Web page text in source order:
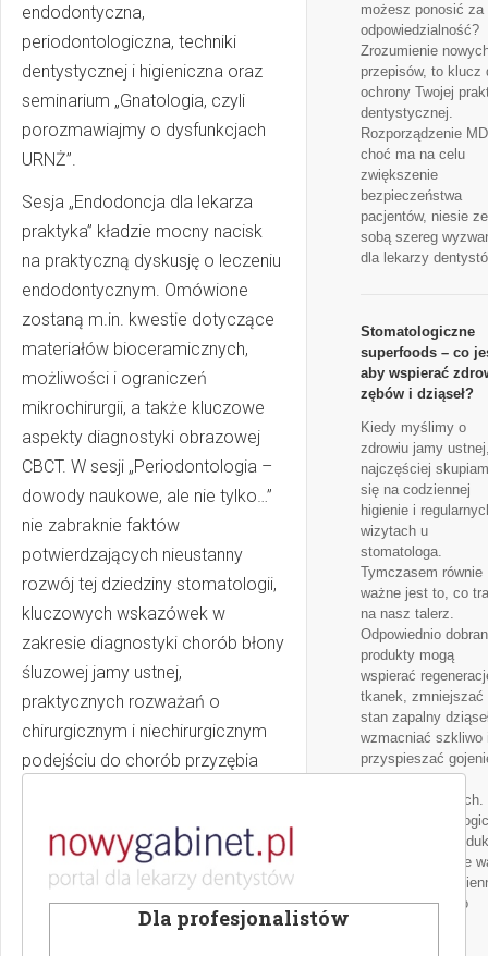
endodontyczna,
periodontologiczna, techniki
dentystycznej i higieniczna oraz
seminarium „Gnatologia, czyli
porozmawiajmy o dysfunkcjach
URNŻ”.
Sesja „Endodoncja dla lekarza
praktyka” kładzie mocny nacisk
na praktyczną dyskusję o leczeniu
endodontycznym. Omówione
zostaną m.in. kwestie dotyczące
materiałów bioceramicznych,
możliwości i ograniczeń
mikrochirurgii, a także kluczowe
aspekty diagnostyki obrazowej
CBCT. W sesji „Periodontologia –
dowody naukowe, ale nie tylko…”
nie zabraknie faktów
potwierdzających nieustanny
rozwój tej dziedziny stomatologii,
kluczowych wskazówek w
zakresie diagnostyki chorób błony
śluzowej jamy ustnej,
praktycznych rozważań o
chirurgicznym i niechirurgicznym
podejściu do chorób przyzębia
leczonych chirurgicznie. Podczas
sesji „Podejmowanie decyzji w
planowaniu leczenia
możesz ponosić za
odpowiedzialność?
Zrozumienie
przepisów, to klucz
ochrony Twojej
dentystycznej.
Rozporządzenie
choć ma na celu
zwiększenie
bezpieczeństwa
pacjentów, niesie ze
sobą szereg
dla lekarzy
Stomatologiczne
superfoods – co
aby wspierać
zębów i dziąseł?
Kiedy myślimy o
zdrowiu jamy
najczęściej
się na codziennej
higienie i
wizytach u
stomatologa.
Tymczasem równie
ważne jest to, co
na nasz talerz.
Odpowiednio
produkty mogą
wspierać
tkanek, zmniejszać
stan zapalny
wzmacniać szkliwo
przyspieszać
zabiegach
stomatologicznych.
Poznaj
superfoods –
które szczególnie
włączyć do
diety, aby dbać o
Dla profesjonalistów